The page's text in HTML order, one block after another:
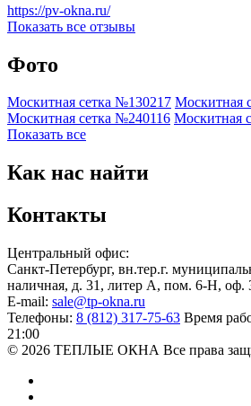
https://pv-okna.ru/
Показать все отзывы
Фото
Москитная сетка №130217 Москитная
Москитная сетка №240116 Москитная
Показать все
Как нас найти
Контакты
Центральный офис:
Санкт-Петербург, вн.тер.г.
наличная, д. 31, литер А, пом. 6-Н, оф.
E-mail: sale@tp-okna.ru
Телефоны: 8 (812) 317-75-63 Время
21:00
© 2026 ТЕПЛЫЕ ОКНА Все права